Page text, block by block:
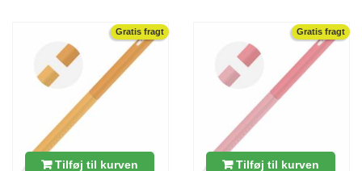
Gratis fragt
Tilføj til kurven
Gratis fragt
Tilføj til kurven